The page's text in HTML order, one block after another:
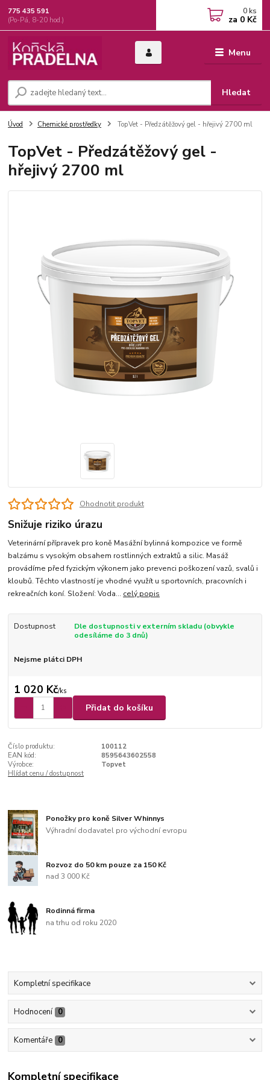
Menu
Hledat
775 435 591
(Po-Pá, 8-20 hod.)
0 ks
za 0 Kč
Úvod Chemické prostředky TopVet - Předzátěžový gel - hřejivý 2700 ml
TopVet - Předzátěžový gel -
hřejivý 2700 ml
Ohodnotit produkt
Snižuje riziko úrazu
Veterinární přípravek pro koně Masážní bylinná kompozice ve formě
balzámu s vysokým obsahem rostlinných extraktů a silic. Masáž
provádíme před fyzickým výkonem jako prevenci poškození vazů, svalů i
kloubů. Těchto vlastností je vhodné využít u sportovních, pracovních i
rekreačních koní. Složení: Voda... celý popis
Dostupnost
Dle dostupnosti v externím skladu (obvykle
odesíláme do 3 dnů)
Nejsme plátci DPH
1 020 Kč/ks
Přidat do košíku
Číslo produktu:
100112
EAN kód:
8595643602558
Výrobce:
Topvet
Hlídat cenu / dostupnost
Ponožky pro koně Silver Whinnys
Výhradní dodavatel pro východní evropu
Rozvoz do 50 km pouze za 150 Kč
nad 3 000 Kč
Rodinná firma
na trhu od roku 2020
Kompletní specifikace
Hodnocení 0
Komentáře 0
Kompletní specifikace